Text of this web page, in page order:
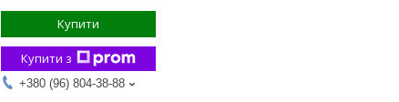
Купити
Купити з
+380 (96) 804-38-88